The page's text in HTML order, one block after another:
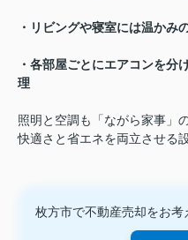
・リビングや寝室には温かみ
・各部屋ごとにエアコンを分
理
照明と空調も「ながら家事」
快適さと省エネを両立させる
枚方市で不動産売却をお考